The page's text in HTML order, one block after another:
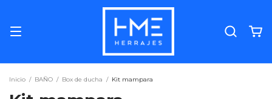
Inicio / BAÑO / Box de ducha / Kit mampara